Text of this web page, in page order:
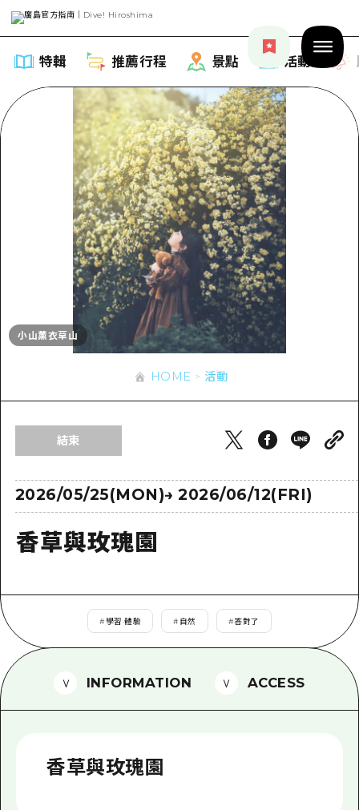
特輯 推薦行程 景點 活動
特輯
列表
推薦
藝術
活動·廟會
美食·酒水
騎自行車
夜晚生活
世界遺產
學習·體驗
歷史·文化
自然
推薦行程
列表
Dive! Hiroshima 官方向導
廣島隨意旅行
安芸
答對了
藝北
宮島周邊
短途旅行
半天
1晚2天
景點
列表
廣島市內
宮島周邊
東山口
活動
即時訊息
列表
存取
輔助流量摘要
設施擁堵
行李寄存及運送服務
廣島好客通行證
廣島免費 Wi-Fi
面向外國遊客的街角旅遊信息中心
廣島視頻
HOME
新聞
HOME 活動
結束
2026/05/25(MON)→2026/06/12(FRI)
香草與玫瑰園
# 學習·體驗 # 自然 #答對了
小山薰衣草山
INFORMATION ACCESS
香草與玫瑰園